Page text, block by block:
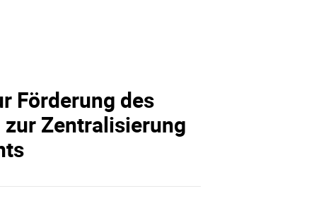
Förderung des
Zentralisierung